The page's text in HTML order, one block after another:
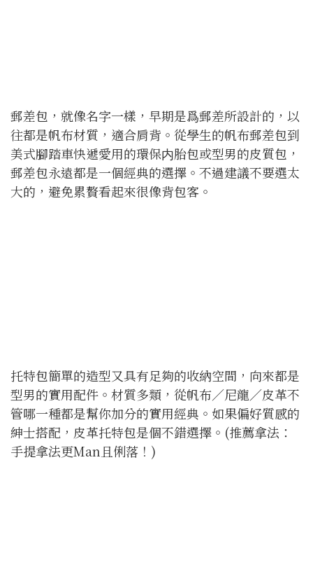
郵差包，就像名字一樣，早期是爲郵差所設計的，以
往都是帆布材質，適合肩背。從學生的帆布郵差包到
美式腳踏車快遞愛用的環保内胎包或型男的皮質包，
郵差包永遠都是一個經典的選擇。不過建議不要選太
大的，避免累贅看起來很像背包客。
托特包簡單的造型又具有足夠的收納空間，向來都是
型男的實用配件。材質多類，從帆布／尼龍／皮革不
管哪一種都是幫你加分的實用經典。如果偏好質感的
紳士搭配，皮革托特包是個不錯選擇。(推薦拿法：
手提拿法更Man且俐落！)